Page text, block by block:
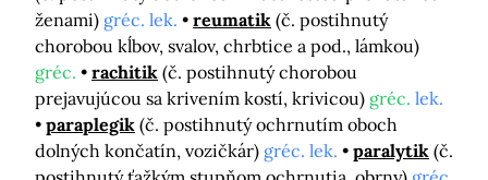
ženami) gréc. lek. reumatik (č. postihnutý
chorobou kĺbov, svalov, chrbtice a pod., lámkou)
gréc.
rachitik (č. postihnutý chorobou
prejavujúcou sa krivením kostí, krivicou) gréc. lek.
paraplegik (č. postihnutý ochrnutím oboch
dolných končatín, vozičkár) gréc. lek. paralytik (č.